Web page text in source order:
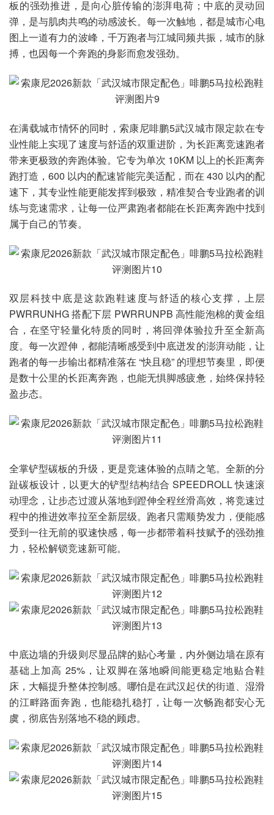
板的强劲推进，是向心脏传输的澎湃电荷；中底的灵动回
弹，是与肌肉共鸣的动感波长。每一次触地，都是城市心电
图上一道有力的波峰，千万跑者与江城同频共振，城市的脉
搏，也因每一个奔跑的身影而愈发强劲。
在满载城市情怀的同时，索康尼啡鹏5武汉城市限定款在专
业性能上实现了速度与舒适的双重进阶，为长距离竞速跑者
带来更极致的奔跑体验。它专为单次 10KM 以上的长距离奔
跑打造，600 以内的配速皆能完美适配，而在 430 以内的配
速下，其专业性能更能发挥到极致，精准契合专业跑者的训
练与竞速需求，让每一位严肃跑者都能在长距离奔跑中找到
属于自己的节奏。
双层科技中底是这款跑鞋速度与舒适的核心支撑，上层
PWRRUNHG 搭配下层 PWRRUNPB 高性能泡棉的黄金组
合，在坚守轻量化特质的同时，将回弹体验拉升至全新高
度。每一次蹬伸，都能清晰感受到中底迸发的澎湃动能，让
跑者的每一步输出都精准落在 “快且稳” 的理想节奏里，即便
是数十公里的长距离奔跑，也能无惧脚感疲惫，始终保持轻
盈步态。
全掌铲型碳板的升级，更是竞速体验的点睛之笔。全新的分
趾碳板设计，以更大的铲型结构结合 SPEEDROLL 快速滚
动理念，让步态过渡从落地到蹬伸全程丝滑高效，将竞速过
程中的推进效率拉至全新层级。跑者只需顺势发力，便能感
受到一往无前的驭速快感，每一步都带着科技赋予的强劲推
力，轻松解锁竞速新可能。
中底边墙的升级则尽显品牌的贴心考量，内外侧边墙在原有
基础上加高 25%，让双脚在落地瞬间能更稳定地贴合鞋
床，大幅提升整体控制感。哪怕是在武汉起伏的街道、湿滑
的江畔路面奔跑，也能稳扎稳打，让每一次畅跑都安心无
虞，彻底告别落地不稳的顾虑。